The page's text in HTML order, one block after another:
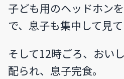
子ども用のヘッドホン
で、息子も集中して見て
そして12時ごろ、おい
配られ、息子完食。